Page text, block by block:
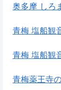
奥多摩 しろ
青梅 塩船観
青梅 塩船観
青梅薬王寺